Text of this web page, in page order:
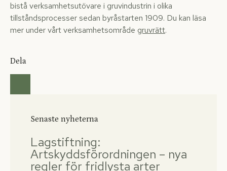
bistå verksamhetsutövare i gruvindustrin i olika
tillståndsprocesser sedan byråstarten 1909. Du kan läsa
mer under vårt verksamhetsområde gruvrätt.
Dela
Senaste nyheterna
Lagstiftning:
Artskyddsförordningen – nya
regler för fridlysta arter